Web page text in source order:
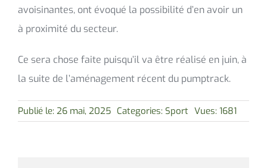
avoisinantes, ont évoqué la possibilité d’en avoir un
à proximité du secteur.
Ce sera chose faite puisqu’il va être réalisé en juin, à
la suite de l’aménagement récent du pumptrack.
Publié le: 26 mai, 2025 Categories: Sport Vues: 1681